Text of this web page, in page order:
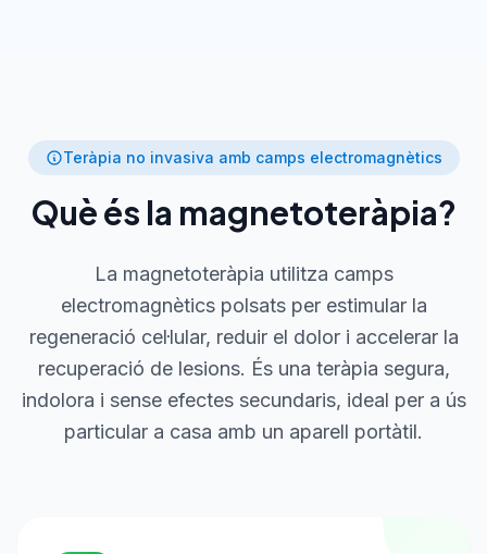
Teràpia no invasiva amb camps electromagnètics
Què és la magnetoteràpia?
La magnetoteràpia utilitza camps
electromagnètics polsats per estimular la
regeneració cel·lular, reduir el dolor i accelerar la
recuperació de lesions. És una teràpia segura,
indolora i sense efectes secundaris, ideal per a ús
particular a casa amb un aparell portàtil.